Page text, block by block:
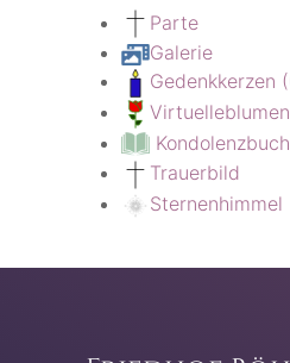
Parte
Galerie
Gedenkkerzen
Virtuelleblumen
Kondolenzbuch
Trauerbild
Sternenhimmel